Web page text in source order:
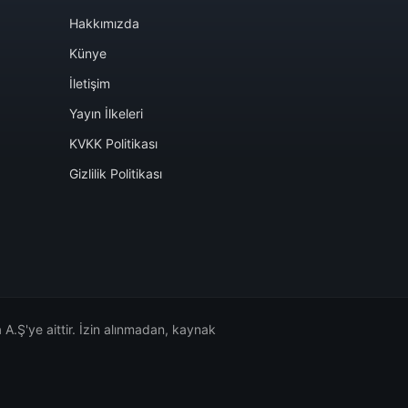
Hakkımızda
Künye
İletişim
Yayın İlkeleri
KVKK Politikası
Gizlilik Politikası
aittir. İzin alınmadan, kaynak